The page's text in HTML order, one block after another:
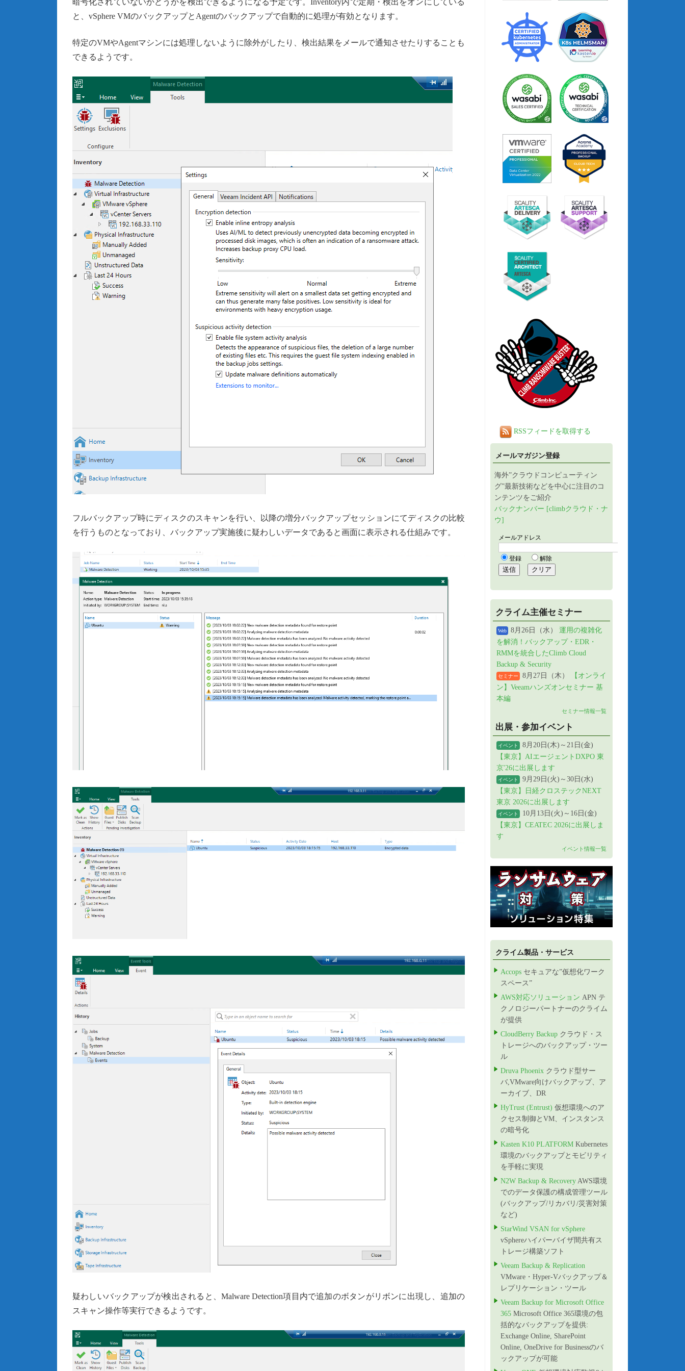
と、vSphere VMのバックアップとAgentのバックアップで自動的に処理が有効となります。
特定のVMやAgentマシンには処理しないように除外がしたり、検出結果をメールで通知させたりすることも
できるようです。
フルバックアップ時にディスクのスキャンを行い、以降の増分バックアップセッションにてディスクの比較
を行うものとなっており、バックアップ実施後に疑わしいデータであると画面に表示される仕組みです。
疑わしいバックアップが検出されると、Malware Detection項目内で追加のボタンがリボンに出現し、追加の
スキャン操作等実行できるようです。
RSSフィードを取得する
メールマガジン登録
海外”クラウドコンピューティン
グ”最新技術などを中心に注目のコ
ンテンツをご紹介
バックナンバー [climbクラウド・ナ
ウ]
クライム主催セミナー
Web 8月26日（水） 運用の複雑化
を解消！バックアップ・EDR・
RMMを統合したClimb Cloud
Backup & Security
セミナー 8月27日（木）
【オンライ
ン】Veeamハンズオンセミナー 基
本編
セミナー情報一覧
出展・参加イベント
イベント
8月20日(木)～21日(金)
【東京】AIエージェントDXPO 東
京'26に出展します
イベント
9月29日(火)～30日(水)
【東京】日経クロステックNEXT
東京 2026に出展します
イベント
10月13日(火)～16日(金)
【東京】CEATEC 2026に出展しま
す
イベント情報一覧
クライム製品・サービス
Accops セキュアな”仮想化ワーク
スペース”
AWS対応ソリューション APN テ
クノロジーパートナーのクライム
が提供
CloudBerry Backup クラウド・ス
トレージへのバックアップ・ツー
ル
Druva Phoenix クラウド型サー
バ,VMware向けバックアップ、ア
ーカイブ、DR
HyTrust (Entrust) 仮想環境へのア
クセス制御とVM、インスタンス
の暗号化
Kasten K10 PLATFORM Kubernetes
環境のバックアップとモビリティ
を手軽に実現
N2W Backup & Recovery AWS環境
でのデータ保護の構成管理ツール
(バックアップ/リカバリ/災害対策
など)
StarWind VSAN for vSphere
vSphereハイパーバイザ間共有ス
トレージ構築ソフト
Veeam Backup & Replication
VMware・Hyper-Vバックアップ＆
レプリケーション・ツール
Veeam Backup for Microsoft Office
365 Microsoft Office 365環境の包
括的なバックアップを提供:
Exchange Online, SharePoint
Online, OneDrive for Businessのバ
ックアップが可能